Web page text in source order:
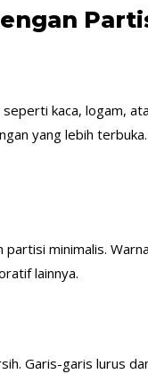
kaca, logam,
yang lebih
minimalis.
lainnya.
Garis-garis lurus